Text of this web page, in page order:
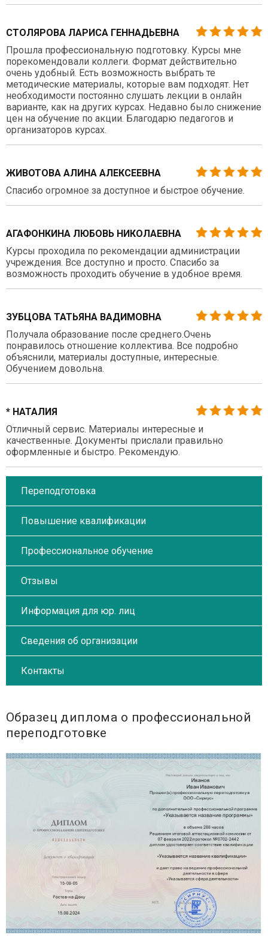
СТОЛЯРОВА ЛАРИСА ГЕННАДЬЕВНА
Прошла профессиональную подготовку. Курсы мне
порекомендовали коллеги. Формат действительно
очень удобный. Есть возможность выбрать те
методические материалы, которые вам подходят. Нет
необходимости постоянно слушать лекции в онлайн
варианте, как на других курсах. Недавно было снижение
цен на обучение по акции. Благодарю педагогов и
организаторов курсах.
ЖИВОТОВА АЛИНА АЛЕКСЕЕВНА
Спасибо огромное за доступное и быстрое обучение.
АГАФОНКИНА ЛЮБОВЬ НИКОЛАЕВНА
Курсы проходила по рекомендации администрации
учреждения. Все доступно и просто. Спасибо за
возможность проходить обучение в удобное время.
ЗУБЦОВА ТАТЬЯНА ВАДИМОВНА
Получала образование после среднего.Очень
понравилось отношение коллектива. Все подробно
объяснили, материалы доступные, интересные.
Обучением довольна.
* НАТАЛИЯ
Отличный сервис. Материалы интересные и
качественные. Документы прислали правильно
оформленные и быстро. Рекомендую.
Переподготовка
Повышение квалификации
Профессиональное обучение
Отзывы
Информация для юр. лиц
Сведения об организации
Контакты
Образец диплома о профессиональной
переподготовке